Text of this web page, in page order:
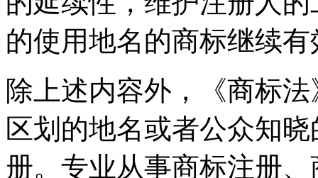
的使用地名的商标继续
除上述内容外，《商标
区划的地名或者公众知
册。专业从事商标注册